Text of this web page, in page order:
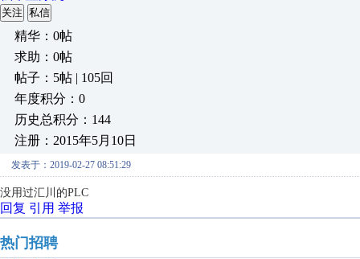
关注 私信
精华：0帖
求助：0帖
帖子：5帖 | 105回
年度积分：0
历史总积分：144
注册：2015年5月10日
发表于：2019-02-27 08:51:29
没用过汇川的PLC
回复 引用 举报
热门招聘